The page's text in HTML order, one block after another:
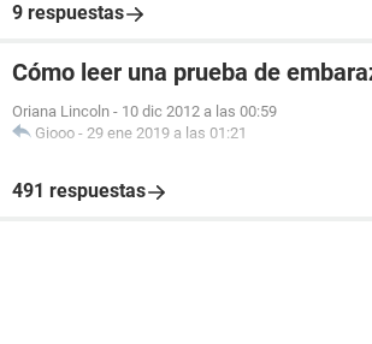
9 respuestas
Cómo leer una prueba de
Oriana Lincoln - 10 dic 2012 a las 00:59
Giooo - 29 ene 2019 a las 01:21
491 respuestas